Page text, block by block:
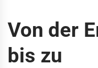
Von der
bis zu